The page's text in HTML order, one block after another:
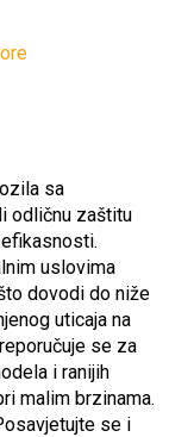
sa
odličnu zaštitu
uslovima
dovodi do niže
uticaja na
se za
i ranijih
malim brzinama.
se i